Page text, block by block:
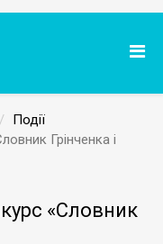
Події
Грінченка і
«Словник